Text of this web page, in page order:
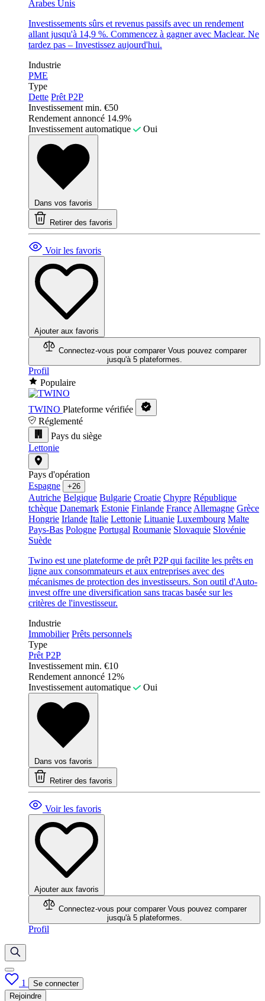
Arabes Unis
Investissements sûrs et revenus passifs avec un rendement
allant jusqu'à 14,9 %. Commencez à gagner avec Maclear. Ne
tardez pas – Investissez aujourd'hui.
Industrie
PME
Type
Dette Prêt P2P
Investissement min. €50
Rendement annoncé 14.9%
Investissement automatique
Oui
Dans vos favoris
Retirer des favoris
Voir les favoris
Ajouter aux favoris
Connectez-vous pour comparer Vous pouvez comparer
jusqu'à 5 plateformes.
Profil
Populaire
TWINO Plateforme vérifiée
Réglementé
Pays du siège
Lettonie
Pays d'opération
Espagne
+26
Autriche Belgique Bulgarie Croatie Chypre République
tchèque Danemark Estonie Finlande France Allemagne Grèce
Hongrie Irlande Italie Lettonie Lituanie Luxembourg Malte
Pays-Bas Pologne Portugal Roumanie Slovaquie Slovénie
Suède
Twino est une plateforme de prêt P2P qui facilite les prêts en
ligne aux consommateurs et aux entreprises avec des
mécanismes de protection des investisseurs. Son outil d'Auto-
invest offre une diversification sans tracas basée sur les
critères de l'investisseur.
Industrie
Immobilier Prêts personnels
Type
Prêt P2P
Investissement min. €10
Rendement annoncé 12%
Investissement automatique
Oui
Dans vos favoris
Retirer des favoris
Voir les favoris
Ajouter aux favoris
Connectez-vous pour comparer Vous pouvez comparer
jusqu'à 5 plateformes.
Profil
1
Se connecter
Rejoindre